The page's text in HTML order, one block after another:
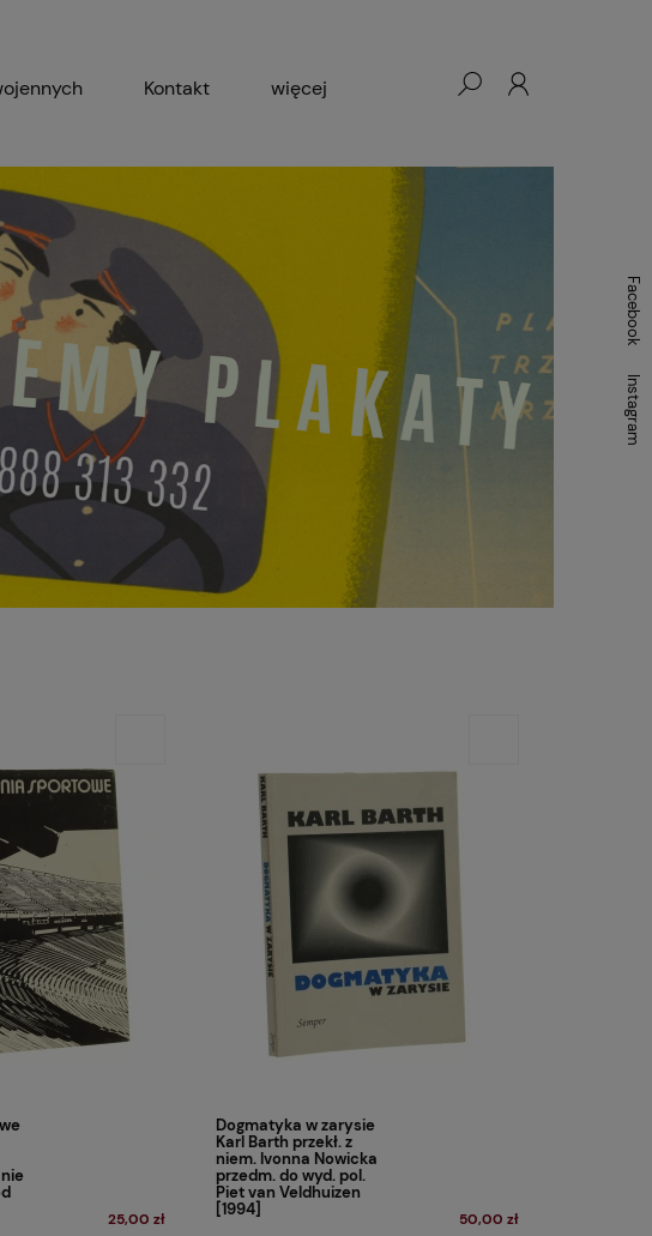
Kontakt więcej
dla Małej Księgarni 2024-2025
25,00 zł
Dogmatyka w zarysie
Karl Barth przekł. z
niem. Ivonna Nowicka
przedm. do wyd. pol.
Piet van Veldhuizen
[1994]
50,00 zł
Facebook
Instagram